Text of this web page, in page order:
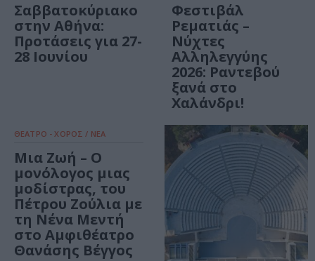
Σαββατοκύριακο
στην Αθήνα:
Προτάσεις για 27-
28 Ιουνίου
Φεστιβάλ
Ρεματιάς –
Νύχτες
Αλληλεγγύης
2026: Ραντεβού
ξανά στο
Χαλάνδρι!
ΘΕΑΤΡΟ - ΧΟΡΟΣ / ΝΕΑ
Μια Ζωή – Ο
μονόλογος μιας
μοδίστρας, του
Πέτρου Ζούλια με
τη Νένα Μεντή
στο Αμφιθέατρο
Θανάσης Βέγγος